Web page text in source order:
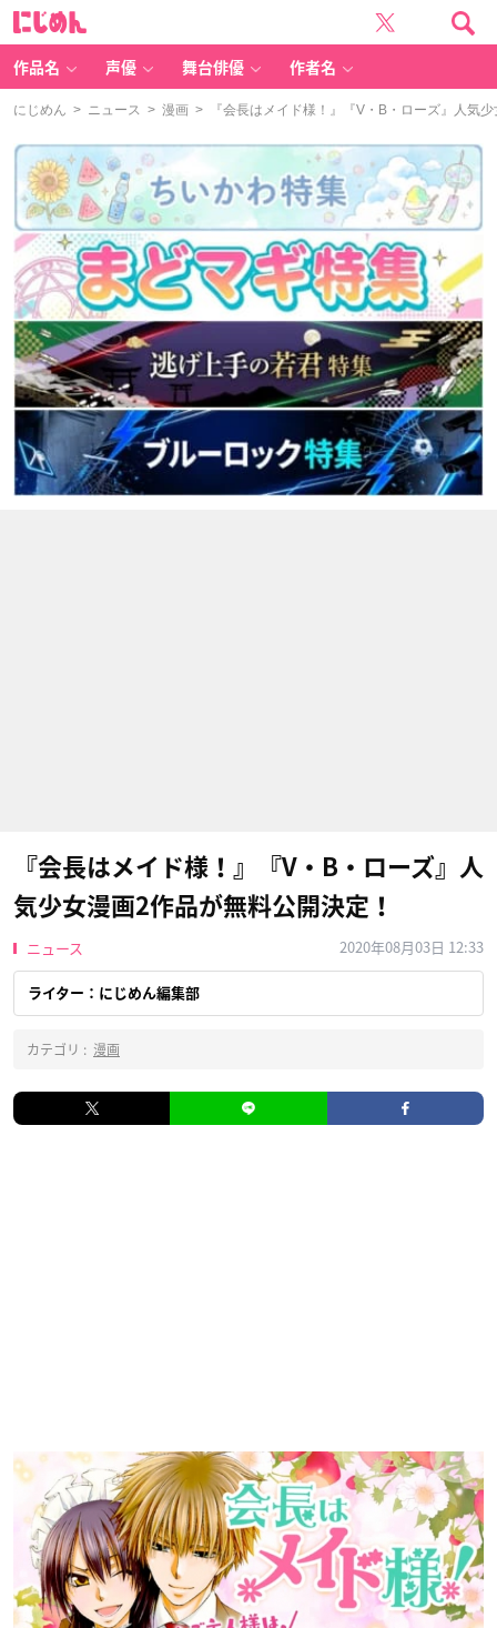
作品名 声優 舞台俳優 作者名
にじめん > ニュース > 漫画 > 『会長はメイド様！』『V・B・ローズ』人気
『会長はメイド様！』『V・B・ローズ』人
気少女漫画2作品が無料公開決定！
ニュース 2020年08月03日 12:33
ライター：にじめん編集部
カテゴリ : 漫画